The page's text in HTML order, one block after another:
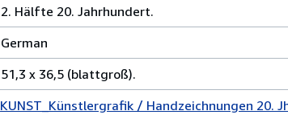
2. Hälfte 20. Jahrhundert.
German
51,3 x 36,5 (blattgroß).
KUNST_Künstlergrafik / Handzeichnungen 20.